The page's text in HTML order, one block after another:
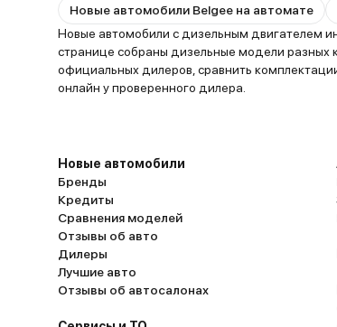
Новые автомобили Belgee на автомате
Новые автомобили с дизельным двигателем
странице собраны дизельные модели разных
официальных дилеров, сравнить
онлайн у проверенного дилера.
Новые автомобили
Бренды
Кредиты
Сравнения моделей
Отзывы об авто
Дилеры
Лучшие авто
Отзывы об автосалонах